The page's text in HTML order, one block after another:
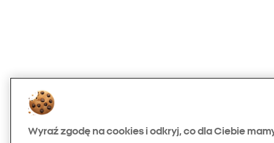
Wyraź zgodę na cookies i odkryj, co dla Ciebie